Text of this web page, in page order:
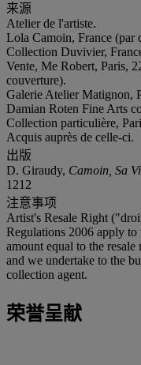
来源
Atelier de l'artiste.
Lola Camoin, France (par
Collection Duvivier,
Vente, Me Robert, Paris,
couverture).
Galerie Atelier Matignon,
Damian Roten Fine Arts
Collection particulière,
Acquis auprès de celle-ci.
出版
D. Giraudy, Camoin, Sa
1212
注意事项
Artist's Resale Right
Regulations 2006 apply to
amount equal to the
and we undertake to the
collection agent.
荣誉呈献